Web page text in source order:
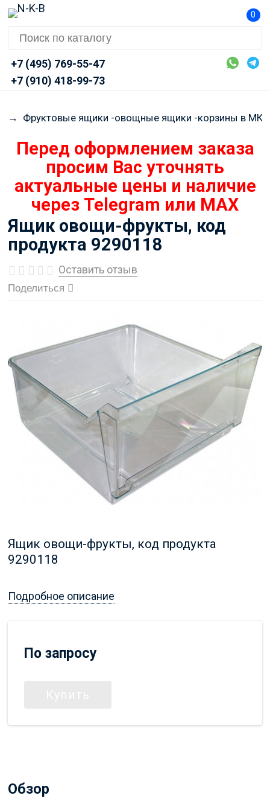
0
+7 (495) 769-55-47
+7 (910) 418-99-73
→ Фруктовые ящики -овощные ящики -корзины в МК
Перед оформлением заказа
просим Вас уточнять
актуальные цены и наличие
через Telegram или MAX
Ящик овощи-фрукты, код
продукта 9290118
Оставить отзыв
Поделиться
Ящик овощи-фрукты, код продукта
9290118
Подробное описание
По запросу
Обзор